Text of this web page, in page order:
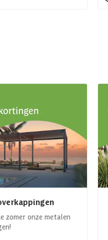
zomer onze metalen